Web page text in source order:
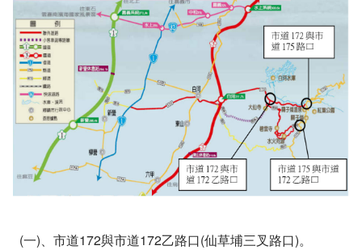
(一)、市道172與市道172乙路口(仙草埔三叉路口)。